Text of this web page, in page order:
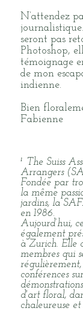
N’attendez
seront pas
Photoshop,
témoignage
de mon
indienne.
Bien
Fabienne
¹ The Suiss
Arrangers
Fondée par
la même
jardins, la
en 1986.
Aujourd’hui,
également
à Zurich. Elle
membres qui
conférences
d'art floral,
chaleureuse